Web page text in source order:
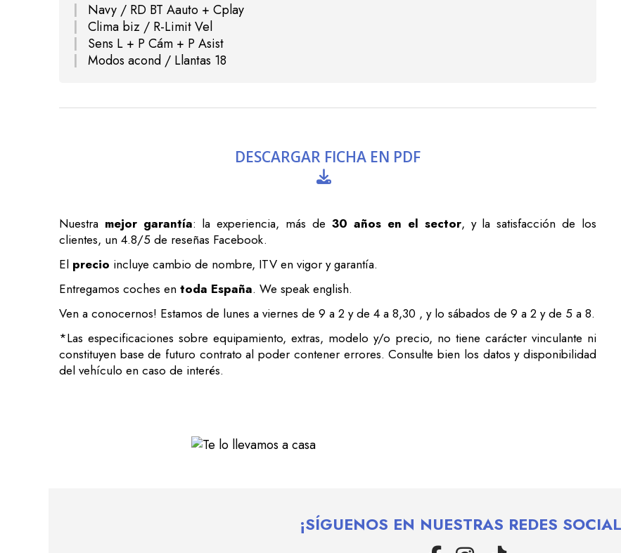
Navy / RD BT Aauto + Cplay
Clima biz / R-Limit Vel
Sens L + P Cám + P Asist
Modos acond / Llantas 18
DESCARGAR FICHA EN PDF
Nuestra mejor garantía: la experiencia, más de30 años en el sector, y la satisfacción de los
clientes, un 4.8/5 de reseñas Facebook.
El precio incluye cambio de nombre, ITV en vigor y garantía.
Entregamos coches en toda España. We speak english.
Ven a conocernos! Estamos de lunes a viernes de 9 a 2 y de 4 a 8,30 , y lo sábados de 9 a 2 y de 5 a 8.
*Las especificaciones sobre equipamiento, extras, modelo y/o precio, no tiene carácter vinculante ni
constituyen base de futuro contrato al poder contener errores. Consulte bien los datos y disponibilidad
del vehículo en caso de interés.
¡SÍGUENOS EN NUESTRAS REDES